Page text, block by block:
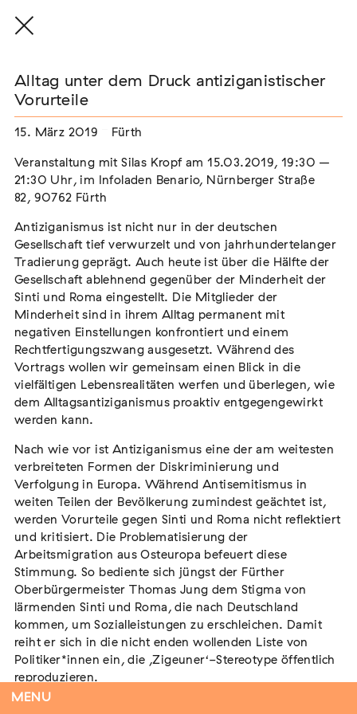
MENU
THE THREAD THAT HOLDS / DER FADEN,
DER HÄLT
Extern
22. Juli 2026 - 04. Oktober 2026
Der Weg der Sinti und Roma
02. August 2026 - 16. August 2026 Darmstadt
Tag der Menschlichkeit Verband Deutscher
Sinti und Roma, Landesverband Rheinland-
Pfalz nimmt teil
Extern
22. August 2026 Landau in der Pfalz
Vom Vorurteil zur Gewalt: Politische und
soziale Feindbilder in Geschichte und
Gegenwart
15. September 2026 Dortmund
Alltag unter dem Druck antiziganistischer
Vorurteile
15. März 2019 Fürth
Veranstaltung mit Silas Kropf am 15.03.2019, 19:30 –
21:30 Uhr, im Infoladen Benario, Nürnberger Straße
82, 90762 Fürth
Antiziganismus ist nicht nur in der deutschen
Gesellschaft tief verwurzelt und von jahrhundertelanger
Tradierung geprägt. Auch heute ist über die Hälfte der
Gesellschaft ablehnend gegenüber der Minderheit der
Sinti und Roma eingestellt. Die Mitglieder der
Minderheit sind in ihrem Alltag permanent mit
negativen Einstellungen konfrontiert und einem
Rechtfertigungszwang ausgesetzt. Während des
Vortrags wollen wir gemeinsam einen Blick in die
vielfältigen Lebensrealitäten werfen und überlegen, wie
dem Alltagsantiziganismus proaktiv entgegengewirkt
werden kann.
Nach wie vor ist Antiziganismus eine der am weitesten
verbreiteten Formen der Diskriminierung und
Verfolgung in Europa. Während Antisemitismus in
weiten Teilen der Bevölkerung zumindest geächtet ist,
werden Vorurteile gegen Sinti und Roma nicht reflektiert
und kritisiert. Die Problematisierung der
Arbeitsmigration aus Osteuropa befeuert diese
Stimmung. So bediente sich jüngst der Fürther
Oberbürgermeister Thomas Jung dem Stigma von
lärmenden Sinti und Roma, die nach Deutschland
kommen, um Sozialleistungen zu erschleichen. Damit
reiht er sich in die nicht enden wollenden Liste von
Politiker*innen ein, die ,Zigeuner‘-Stereotype öffentlich
reproduzieren.